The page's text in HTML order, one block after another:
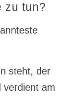
zu tun?
steht, der
verdient am